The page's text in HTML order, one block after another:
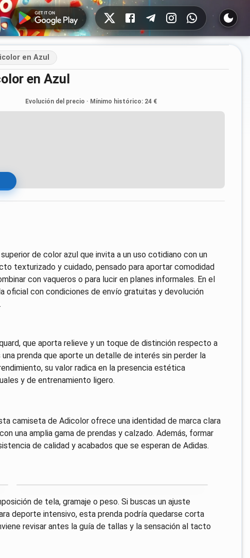
Redes sociales
en Azul
en Azul
Evolución del precio · Mínimo histórico: 24 €
de color azul que invita a un uso cotidiano con un
texturizado y cuidado, pensado para aportar comodidad
con vaqueros o para lucir en planes informales. En el
oficial con condiciones de envío gratuitas y devolución
que aporta relieve y un toque de distinción respecto a
prenda que aporte un detalle de interés sin perder la
su valor radica en la presencia estética
y de entrenamiento ligero.
camiseta de Adicolor ofrece una identidad de marca clara
una amplia gama de prendas y calzado. Además, formar
de calidad y acabados que se esperan de Adidas.
de tela, gramaje o peso. Si buscas un ajuste
deporte intensivo, esta prenda podría quedarse corta
revisar antes la guía de tallas y la sensación al tacto